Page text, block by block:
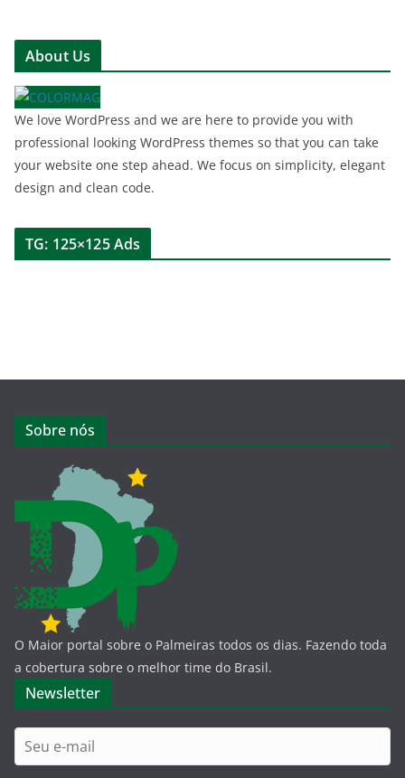
About Us
We love WordPress and we are here to provide you with
professional looking WordPress themes so that you can take
your website one step ahead. We focus on simplicity, elegant
design and clean code.
TG: 125×125 Ads
Sobre nós
O Maior portal sobre o Palmeiras todos os dias. Fazendo toda
a cobertura sobre o melhor time do Brasil.
Newsletter